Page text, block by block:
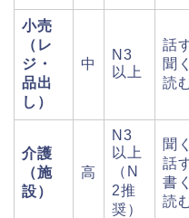
小売
（レ
ジ・
品出
し）
中
N3
以上
話
聞
読
介護
（施
設）
高
N3
以上
（N
2推
奨）
聞
話
書
読